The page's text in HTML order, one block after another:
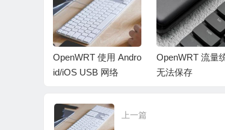
OpenWRT 使用 Andro
id/iOS USB 网络
OpenWRT 流量
无法保存
上一篇